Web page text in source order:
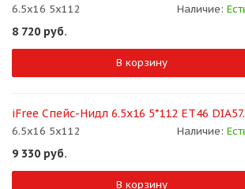
6.5x16 5x112 Наличие:
8 720 руб.
В корзину
iFree Спейс-Нидл 6.5x16 5*112 ET46
6.5x16 5x112 Наличие:
9 330 руб.
В корзину